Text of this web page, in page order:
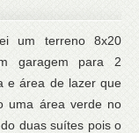
um terreno 8x20
garagem para 2
e área de lazer que
uma área verde no
duas suítes pois o